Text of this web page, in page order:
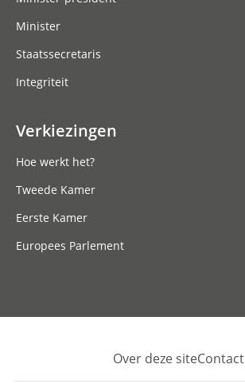
Minister
Staatssecretaris
Integriteit
Verkiezingen
Hoe werkt het?
Tweede Kamer
Eerste Kamer
Europees Parlement
Footer
Over deze siteContact